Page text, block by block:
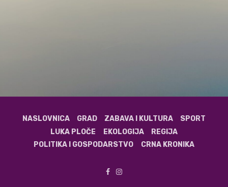
NASLOVNICA GRAD ZABAVA I KULTURA
SPORT
LUKA PLOČE
EKOLOGIJA
REGIJA
POLITIKA I GOSPODARSTVO
CRNA KRONIKA